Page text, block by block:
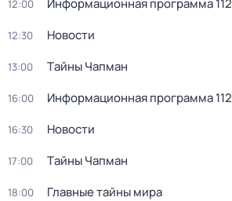
12:00 Информационная программа 112
12:30 Новости
13:00 Тaйны Чапман
16:00 Информационная программа 112
16:30 Новости
17:00 Тaйны Чапман
18:00 Главные тайны мира